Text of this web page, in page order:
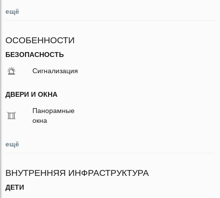
ещё
ОСОБЕННОСТИ
БЕЗОПАСНОСТЬ
Сигнализация
ДВЕРИ И ОКНА
Панорамные
окна
ещё
ВНУТРЕННЯЯ ИНФРАСТРУКТУРА
ДЕТИ